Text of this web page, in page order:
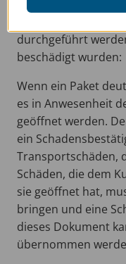
durchgeführt
beschädigt wurden:
Wenn ein Paket
es in Anwesenheit
geöffnet werden.
ein
Transportschäden,
Schäden, die dem
sie geöffnet hat,
bringen und eine
dieses Dokument
übernommen